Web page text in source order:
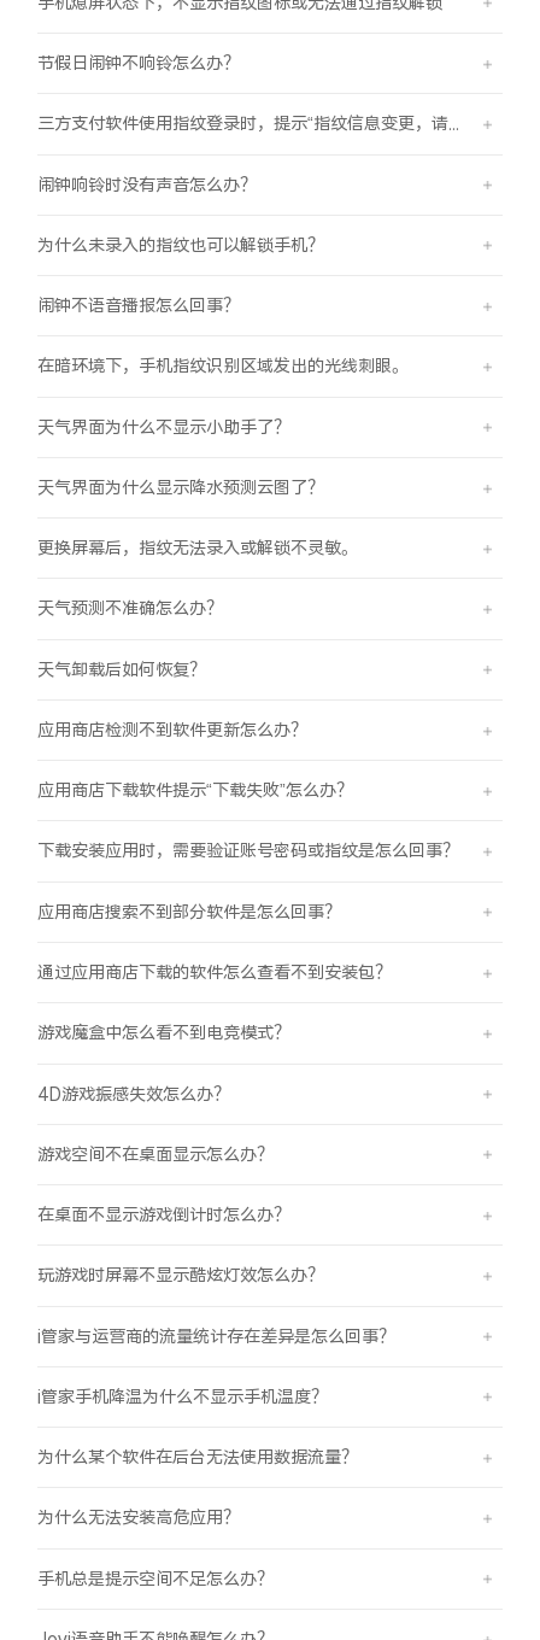
节假日闹钟不响铃怎么办？
三方支付软件使用指纹登录时，提示“指纹信息变更，请重新验证登录信息后使用”
闹钟响铃时没有声音怎么办？
为什么未录入的指纹也可以解锁手机？
闹钟不语音播报怎么回事？
在暗环境下，手机指纹识别区域发出的光线刺眼。
天气界面为什么不显示小助手了？
天气界面为什么显示降水预测云图了？
更换屏幕后，指纹无法录入或解锁不灵敏。
天气预测不准确怎么办？
天气卸载后如何恢复？
应用商店检测不到软件更新怎么办？
应用商店下载软件提示“下载失败”怎么办？
下载安装应用时，需要验证账号密码或指纹是怎么回事？
应用商店搜索不到部分软件是怎么回事？
通过应用商店下载的软件怎么查看不到安装包？
游戏魔盒中怎么看不到电竞模式？
4D游戏振感失效怎么办？
游戏空间不在桌面显示怎么办？
在桌面不显示游戏倒计时怎么办？
玩游戏时屏幕不显示酷炫灯效怎么办？
i管家与运营商的流量统计存在差异是怎么回事？
i管家手机降温为什么不显示手机温度？
为什么某个软件在后台无法使用数据流量？
为什么无法安装高危应用？
手机总是提示空间不足怎么办？